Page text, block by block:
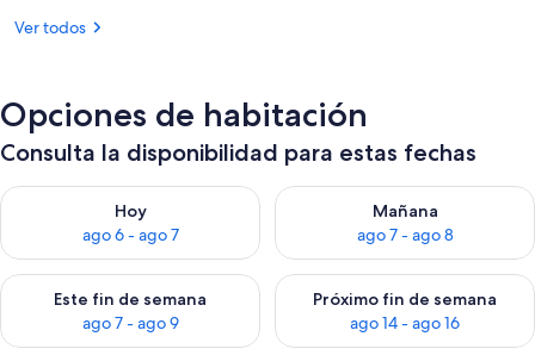
Ver todos
Opciones de habitación
Consulta la disponibilidad para estas fechas
Hoy
ago 6 - ago 7
Consulta la disponibilidad para hoy ago 6 - ago 7
Mañana
ago 7 - ago 8
Consulta la disponibilidad
Este fin de semana
ago 7 - ago 9
Consulta la disponibilidad para este fin de semana ago 7 -
Próximo fin de semana
ago 14 - ago 16
Consulta la disponibilidad